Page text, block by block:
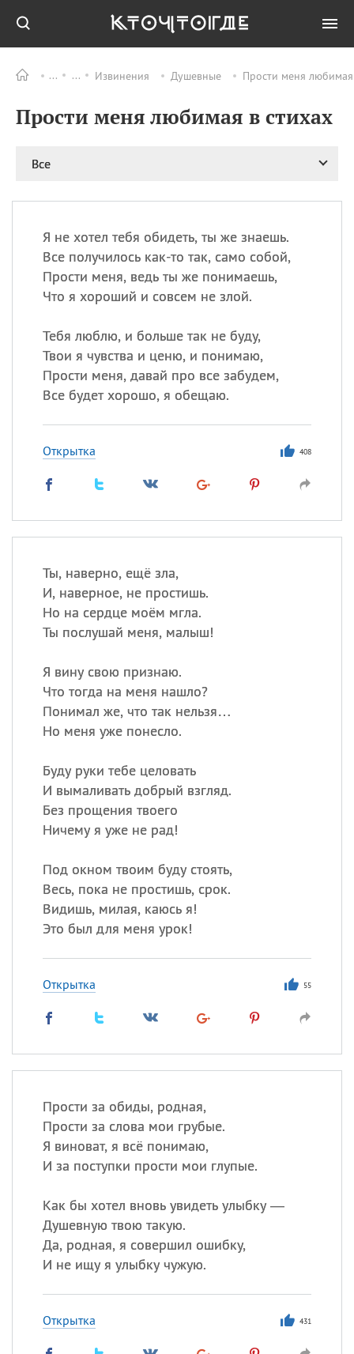
Извинения Душевные Прости меня
Прости меня любимая в стихах
Все
Я не хотел тебя обидеть, ты же знаешь.
Все получилось как-то так, само собой,
Прости меня, ведь ты же понимаешь,
Что я хороший и совсем не злой.
Тебя люблю, и больше так не буду,
Твои я чувства и ценю, и понимаю,
Прости меня, давай про все забудем,
Все будет хорошо, я обещаю.
Открытка 408
Ты, наверно, ещё зла,
И, наверное, не простишь.
Но на сердце моём мгла.
Ты послушай меня, малыш!
Я вину свою признаю.
Что тогда на меня нашло?
Понимал же, что так нельзя…
Но меня уже понесло.
Буду руки тебе целовать
И вымаливать добрый взгляд.
Без прощения твоего
Ничему я уже не рад!
Под окном твоим буду стоять,
Весь, пока не простишь, срок.
Видишь, милая, каюсь я!
Это был для меня урок!
Открытка 55
Прости за обиды, родная,
Прости за слова мои грубые.
Я виноват, я всё понимаю,
И за поступки прости мои глупые.
Как бы хотел вновь увидеть улыбку —
Душевную твою такую.
Да, родная, я совершил ошибку,
И не ищу я улыбку чужую.
Открытка 431
ПРАЗДНИКИ Все
09.08 День памяти жертв
09.08
Национальный день
рисового пудинга
День Дымняшки
(Smokey Bear Day)
ИМЕНА
Сегодня празднуют именины
происхождение